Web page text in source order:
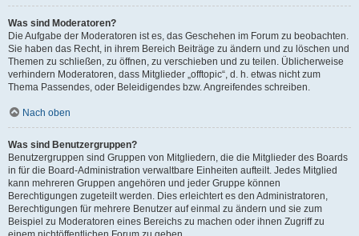
Was sind Moderatoren?
Die Aufgabe der Moderatoren ist es, das Geschehen im Forum zu beobachten.
Sie haben das Recht, in ihrem Bereich Beiträge zu ändern und zu löschen und
Themen zu schließen, zu öffnen, zu verschieben und zu teilen. Üblicherweise
verhindern Moderatoren, dass Mitglieder „offtopic“, d. h. etwas nicht zum
Thema Passendes, oder Beleidigendes bzw. Angreifendes schreiben.
Nach oben
Was sind Benutzergruppen?
Benutzergruppen sind Gruppen von Mitgliedern, die die Mitglieder des Boards
in für die Board-Administration verwaltbare Einheiten aufteilt. Jedes Mitglied
kann mehreren Gruppen angehören und jeder Gruppe können
Berechtigungen zugeteilt werden. Dies erleichtert es den Administratoren,
Berechtigungen für mehrere Benutzer auf einmal zu ändern und sie zum
Beispiel zu Moderatoren eines Bereichs zu machen oder ihnen Zugriff zu